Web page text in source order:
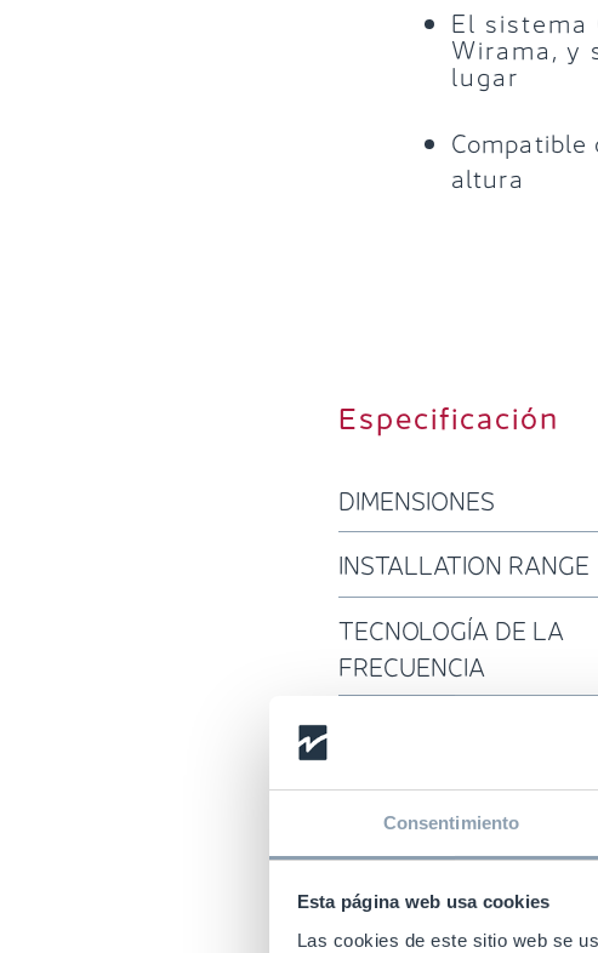
Consentimiento
Esta página web usa cookies
Las cookies de este sitio web se
El
Wirama, y
lugar
altura
Especificación
DIMENSIONES
INSTALLATION RANGE
TECNOLOGÍA DE LA
FRECUENCIA